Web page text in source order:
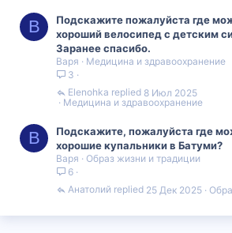
В
Подскажите пожалуйста где
хороший велосипед с детским
Заранее спасибо.
Варя
Медицина и здравоохранение
3
Медицина и здравоохранение
8 Июл 2025
Elenohka
В
Подскажите, пожалуйста где
хорошие купальники в Батуми?
Варя
Образ жизни и традиции
6
25 Дек 2025
Анатолий